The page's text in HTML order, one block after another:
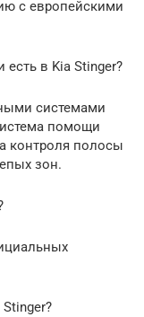
с европейскими
в Kia Stinger?
системами
помощи
контроля полосы
зон.